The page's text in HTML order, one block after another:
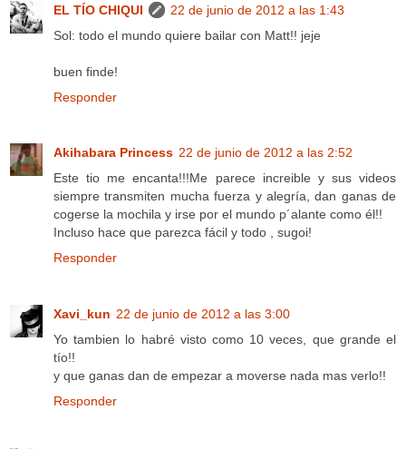
EL TÍO CHIQUI
22 de junio de 2012 a las 1:43
Sol: todo el mundo quiere bailar con Matt!! jeje
buen finde!
Responder
Akihabara Princess 22 de junio de 2012 a las 2:52
Este tio me encanta!!!Me parece increible y sus videos
siempre transmiten mucha fuerza y alegría, dan ganas de
cogerse la mochila y irse por el mundo p´alante como él!!
Incluso hace que parezca fácil y todo , sugoi!
Responder
Xavi_kun 22 de junio de 2012 a las 3:00
Yo tambien lo habré visto como 10 veces, que grande el
tío!!
y que ganas dan de empezar a moverse nada mas verlo!!
Responder